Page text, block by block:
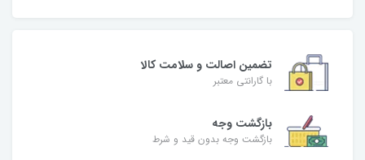
تضمین اصالت و سلامت کالا
با گارانتی معتبر
بازگشت وجه
بازگشت وجه بدون قید و شرط